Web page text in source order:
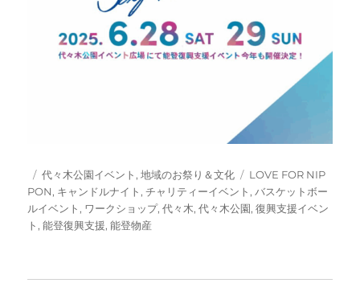
投
稿
日:
カ
テ
ゴ
リ
代々木公園イベント ,地域のお祭り＆文化
タ
グ
LOVE FOR NIP
PON, キャンドルナイト ,チャリティーイベント , バスケットボー
ルイベント , ワークショップ,代々木,代々木公園,復興支援イベン
ト ,能登復興支援,能登物産